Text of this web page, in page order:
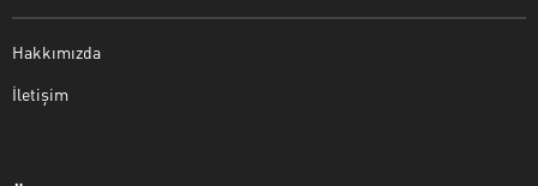
Hakkımızda
İletişim